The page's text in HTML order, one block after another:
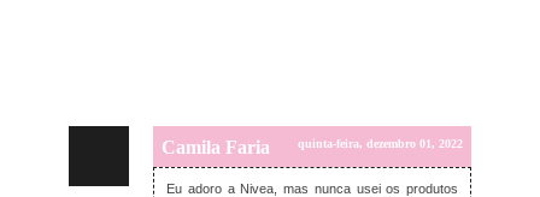
Camila Faria quinta-feira, dezembro 01, 2022
Eu adoro a Nivea, mas nunca usei os produtos